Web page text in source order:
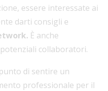
essere interessate ai
darti consigli e
È anche
collaboratori.
di sentire un
professionale per il